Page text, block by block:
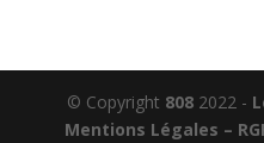
© Copyright 808 2022 -
Mentions Légales –